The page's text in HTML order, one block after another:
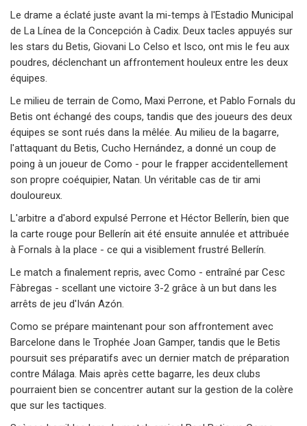
Le drame a éclaté juste avant la mi-temps à l'Estadio Municipal
de La Línea de la Concepción à Cadix. Deux tacles appuyés sur
les stars du Betis, Giovani Lo Celso et Isco, ont mis le feu aux
poudres, déclenchant un affrontement houleux entre les deux
équipes.
Le milieu de terrain de Como, Maxi Perrone, et Pablo Fornals du
Betis ont échangé des coups, tandis que des joueurs des deux
équipes se sont rués dans la mêlée. Au milieu de la bagarre,
l'attaquant du Betis, Cucho Hernández, a donné un coup de
poing à un joueur de Como - pour le frapper accidentellement
son propre coéquipier, Natan. Un véritable cas de tir ami
douloureux.
L'arbitre a d'abord expulsé Perrone et Héctor Bellerín, bien que
la carte rouge pour Bellerín ait été ensuite annulée et attribuée
à Fornals à la place - ce qui a visiblement frustré Bellerín.
Le match a finalement repris, avec Como - entraîné par Cesc
Fàbregas - scellant une victoire 3-2 grâce à un but dans les
arrêts de jeu d'Iván Azón.
Como se prépare maintenant pour son affrontement avec
Barcelone dans le Trophée Joan Gamper, tandis que le Betis
poursuit ses préparatifs avec un dernier match de préparation
contre Málaga. Mais après cette bagarre, les deux clubs
pourraient bien se concentrer autant sur la gestion de la colère
que sur les tactiques.